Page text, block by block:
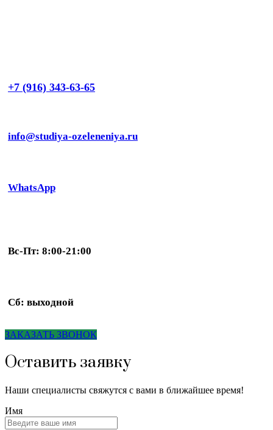
+7 (916) 343-63-65
info@studiya-ozeleneniya.ru
WhatsApp
Вс-Пт: 8:00-21:00
Сб: выходной
ЗАКАЗАТЬ ЗВОНОК
Оставить заявку
Наши специалисты свяжутся с вами в ближайшее время!
Имя